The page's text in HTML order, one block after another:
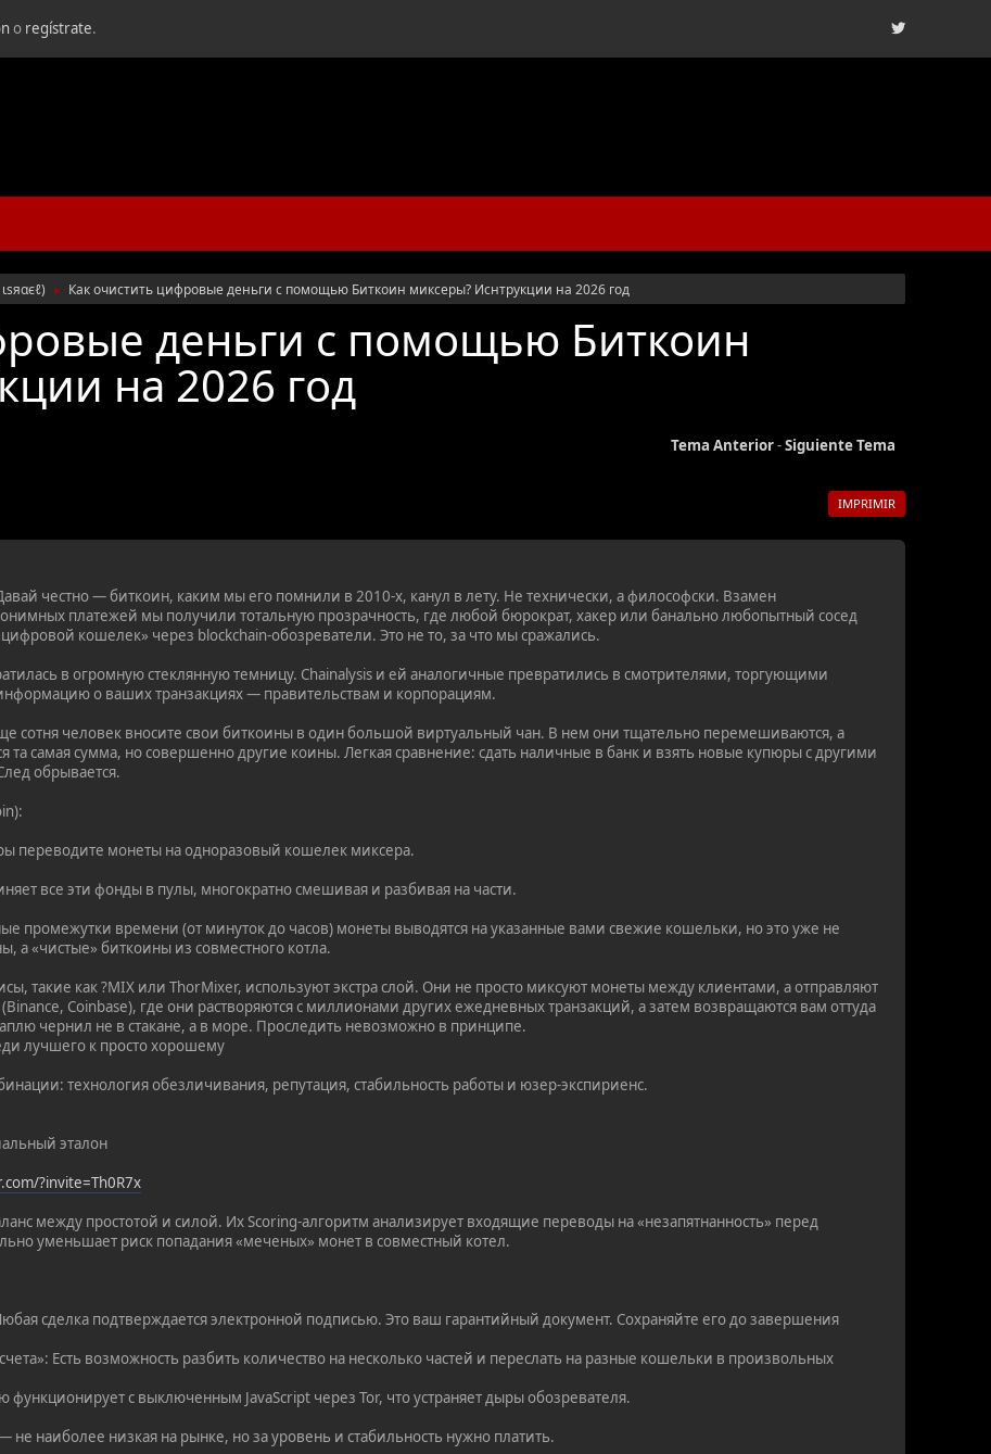
o regístrate.
ιѕяαєℓ) ► Как очистить цифровые деньги с помощью Биткоин миксеры? Иснтрукции на 2026 год
деньги с помощью Биткоин
на 2026 год
Tema Anterior-Siguiente Tema
IMPRIMIR
честно — биткоин, каким мы его помнили в 2010-х, канул в лету. Не технически, а философски. Взамен
платежей мы получили тотальную прозрачность, где любой бюрократ, хакер или банально любопытный сосед
кошелек» через blockchain-обозреватели. Это не то, за что мы сражались.
в огромную стеклянную темницу. Chainalysis и ей аналогичные превратились в смотрителями, торгующими
о ваших транзакциях — правительствам и корпорациям.
сотня человек вносите свои биткоины в один большой виртуальный чан. В нем они тщательно перемешиваются, а
та самая сумма, но совершенно другие коины. Легкая сравнение: сдать наличные в банк и взять новые купюры с другими
обрывается.
переводите монеты на одноразовый кошелек миксера.
все эти фонды в пулы, многократно смешивая и разбивая на части.
промежутки времени (от минуток до часов) монеты выводятся на указанные вами свежие кошельки, но это уже не
а «чистые» биткоины из совместного котла.
такие как ?MIX или ThorMixer, используют экстра слой. Они не просто миксуют монеты между клиентами, а отправляют
Coinbase), где они растворяются с миллионами других ежедневных транзакций, а затем возвращаются вам оттуда
чернил не в стакане, а в море. Проследить невозможно в принципе.
лучшего к просто хорошему
технология обезличивания, репутация, стабильность работы и юзер-экспириенс.
эталон
?invite=Th0R7x
между простотой и силой. Их Scoring-алгоритм анализирует входящие переводы на «незапятнанность» перед
уменьшает риск попадания «меченых» монет в совместный котел.
сделка подтверждается электронной подписью. Это ваш гарантийный документ. Сохраняйте его до завершения
Есть возможность разбить количество на несколько частей и переслать на разные кошельки в произвольных
функционирует с выключенным JavaScript через Tor, что устраняет дыры обозревателя.
не наиболее низкая на рынке, но за уровень и стабильность нужно платить.